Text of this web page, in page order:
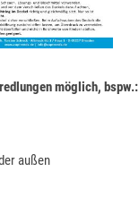
möglich, bspw.:
außen